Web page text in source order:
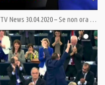
Guerra Fredda,NASA,Oppio Russia ,Russia
PTV News 30.04.2020 – Se non ora quando?